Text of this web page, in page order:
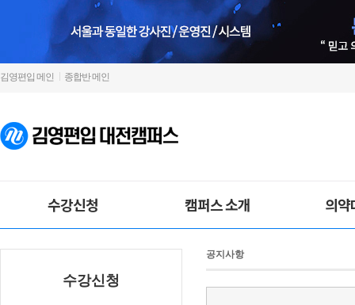
김영편입 메인 종합반 메인
수강신청 캠퍼스 소개 의약
수강신청
공지사항